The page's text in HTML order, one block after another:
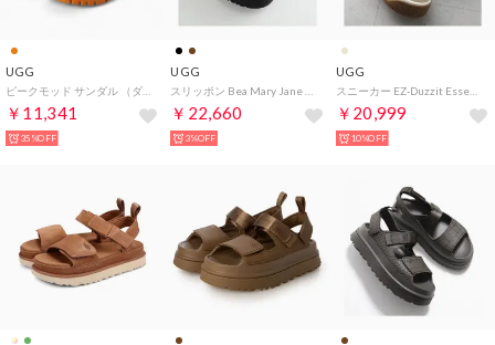
UGG
￥11,341
35%OFF
UGG
￥22,660
3%OFF
UGG
スニーカー EZ-Duzzit Essential Lace Up 1167499 （MDSD/ベージュ他）
￥20,999
10%OFF